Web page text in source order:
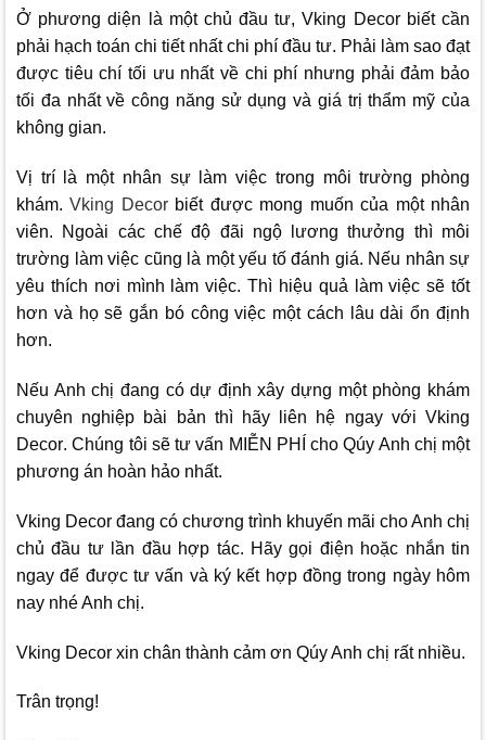
Ở phương diện là một chủ đầu tư,Vking Decorbiết cần
phải hạch toán chi tiết nhất chi phí đầu tư. Phải làm sao đạt
được tiêu chí tối ưu nhất về chi phí nhưng phải đảm bảo
tối đa nhất về công năng sử dụng và giá trị thẩm mỹ của
không gian.
Vị trí là một nhân sự làm việc trong môi trường phòng
khám.Vking Decorbiết được mong muốn của một nhân
viên. Ngoài các chế độ đãi ngộ lương thưởng thì môi
trường làm việc cũng là một yếu tố đánh giá. Nếu nhân sự
yêu thích nơi mình làm việc. Thì hiệu quả làm việc sẽ tốt
hơn và họ sẽ gắn bó công việc một cách lâu dài ổn định
hơn.
Nếu Anh chị đang có dự định xây dựng một phòng khám
chuyên nghiệp bài bản thì hãy liên hệ ngay với Vking
Decor. Chúng tôi sẽ tư vấn MIỄN PHÍ cho Qúy Anh chị một
phương án hoàn hảo nhất.
Vking Decor đang có chương trình khuyến mãi cho Anh chị
chủ đầu tư lần đầu hợp tác. Hãy gọi điện hoặc nhắn tin
ngay để được tư vấn và ký kết hợp đồng trong ngày hôm
nay nhé Anh chị.
Vking Decor xin chân thành cảm ơn Qúy Anh chị rất nhiều.
Trân trọng!